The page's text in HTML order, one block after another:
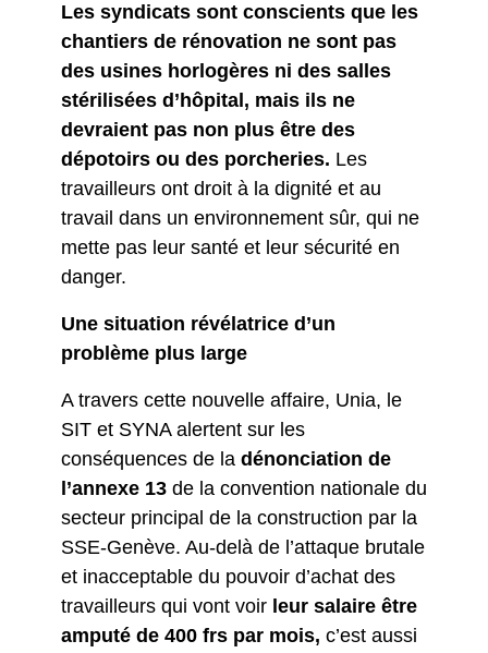
Les syndicats sont conscients que les
chantiers de rénovation ne sont pas
des usines horlogères ni des salles
stérilisées d’hôpital, mais ils ne
devraient pas non plus être des
dépotoirs ou des porcheries. Les
travailleurs ont droit à la dignité et au
travail dans un environnement sûr, qui ne
mette pas leur santé et leur sécurité en
danger.
Une situation révélatrice d’un
problème plus large
A travers cette nouvelle affaire, Unia, le
SIT et SYNA alertent sur les
conséquences de la dénonciation de
l’annexe 13 de la convention nationale du
secteur principal de la construction par la
SSE-Genève. Au-delà de l’attaque brutale
et inacceptable du pouvoir d’achat des
travailleurs qui vont voir leur salaire être
amputé de 400 frs par mois, c’est aussi